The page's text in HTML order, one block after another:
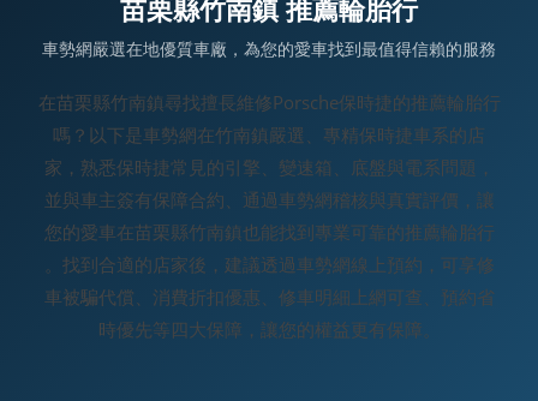
苗栗縣竹南鎮 推薦輪胎行
車勢網嚴選在地優質車廠，為您的愛車找到最值得信賴的服務
在苗栗縣竹南鎮尋找擅長維修Porsche保時捷的推薦輪胎行
嗎？以下是車勢網在竹南鎮嚴選、專精保時捷車系的店
家，熟悉保時捷常見的引擎、變速箱、底盤與電系問題，
並與車主簽有保障合約、通過車勢網稽核與真實評價，讓
您的愛車在苗栗縣竹南鎮也能找到專業可靠的推薦輪胎行
。找到合適的店家後，建議透過車勢網線上預約，可享修
車被騙代償、消費折扣優惠、修車明細上網可查、預約省
時優先等四大保障，讓您的權益更有保障。